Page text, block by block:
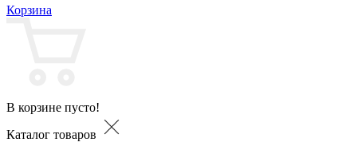
Корзина
В корзине пусто!
Каталог товаров